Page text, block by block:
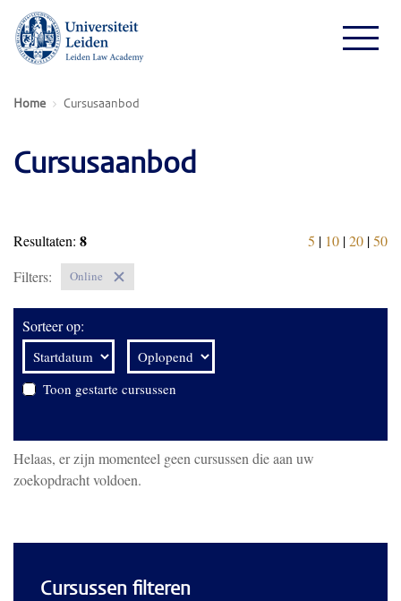
Home Cursusaanbod
Cursusaanbod
Resultaten: 8 5 | 10 |20 |50
Filters:
Online
Sorteer op:
Toon gestarte cursussen
Helaas, er zijn momenteel geen cursussen die aan uw
zoekopdracht voldoen.
Cursussen filteren